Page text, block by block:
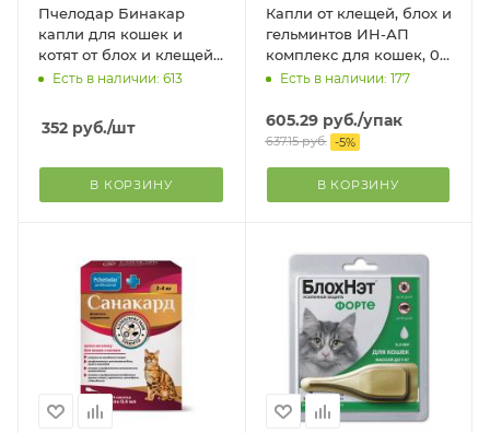
Пчелодар Бинакар
капли для кошек и
котят от блох и клещей
4 пип. по 0,4 мл.
Есть в наличии: 613
352 руб./шт
В КОРЗИНУ
Капли от клещей, блох и
гельминтов ИН-АП
комплекс для кошек, 0,5
мл монодоза 2 пипетки
Есть в наличии: 177
605.29руб./упак
637.15руб. -5%
В КОРЗИНУ